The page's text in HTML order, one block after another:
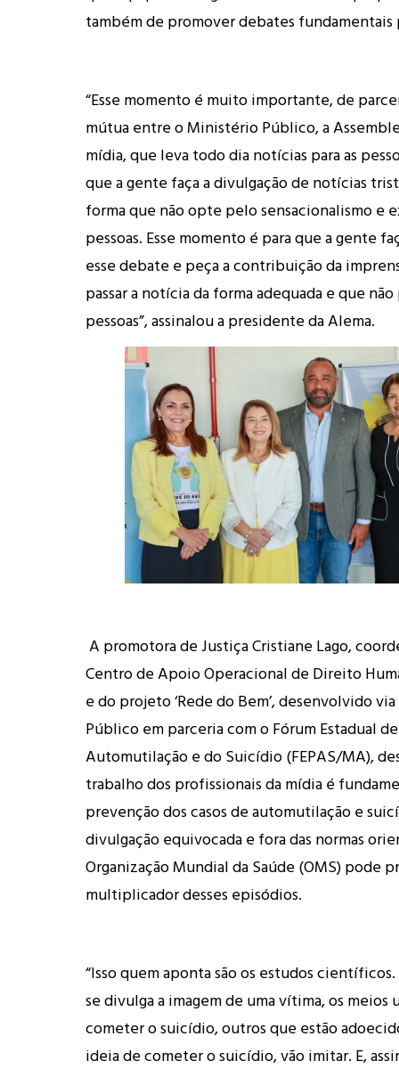
também de promover debates fundamentais
“Esse momento é muito importante, de
mútua entre o Ministério Público, a
mídia, que leva todo dia notícias para as
que a gente faça a divulgação de notícias
forma que não opte pelo sensacionalismo e
pessoas. Esse momento é para que a gente
esse debate e peça a contribuição da
passar a notícia da forma adequada e que
pessoas”, assinalou a presidente da Alema.
A promotora de Justiça Cristiane Lago,
Centro de Apoio Operacional de Direito
e do projeto ‘Rede do Bem’, desenvolvido
Público em parceria com o Fórum Estadual
Automutilação e do Suicídio (FEPAS/MA),
trabalho dos profissionais da mídia é
prevenção dos casos de automutilação e
divulgação equivocada e fora das normas
Organização Mundial da Saúde (OMS) pode
multiplicador desses episódios.
“Isso quem aponta são os estudos
se divulga a imagem de uma vítima, os meios
cometer o suicídio, outros que estão
ideia de cometer o suicídio, vão imitar. E,